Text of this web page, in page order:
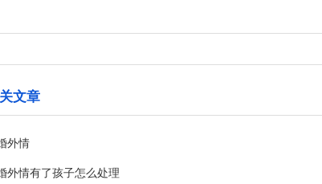
文章
外情
外情有了孩子怎么处理